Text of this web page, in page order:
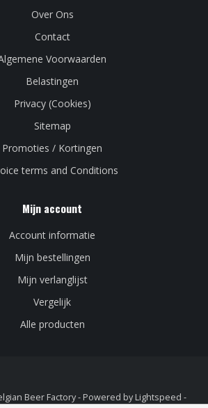
Over Ons
Contact
Voorwaarden
Belastingen
Privacy (Cookies)
Sitemap
Promoties / Kortingen
terms and Conditions
Mijn account
Account informatie
Mijn bestellingen
Mijn verlanglijst
Vergelijk
Alle producten
Beer Factory - Powered by Lightspeed -